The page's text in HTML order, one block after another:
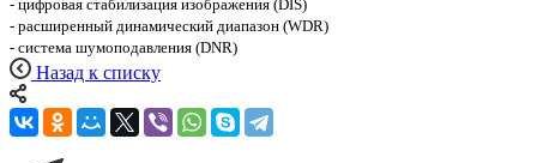
- цифровая стабилизация изображения (DIS)
- расширенный динамический диапазон (WDR)
- система шумоподавления (DNR)
Назад к списку